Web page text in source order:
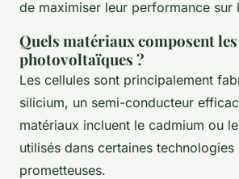
de maximiser leur performance sur
Quels matériaux composent
photovoltaïques ?
Les cellules sont principalement
silicium, un semi-conducteur
matériaux incluent le cadmium ou
utilisés dans certaines
prometteuses.